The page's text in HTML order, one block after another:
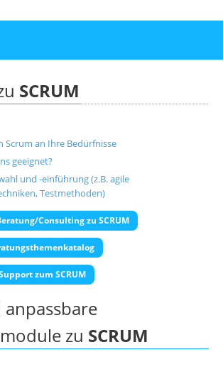
Schulungen
uns
SCRUM
Scrum an Ihre Bedürfnisse
geeignet?
und -einführung (z.B. agile
Testmethoden)
Consulting zu SCRUM
zum SCRUM
zu SCRUM